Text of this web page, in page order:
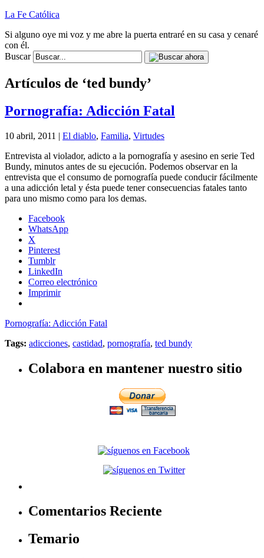
La Fe Católica
Si alguno oye mi voz y me abre la puerta entraré en su casa y cenaré
con él.
Buscar
Artículos de ‘ted bundy’
Pornografía: Adicción Fatal
10 abril, 2011 | El diablo, Familia, Virtudes
Entrevista al violador, adicto a la pornografía y asesino en serie Ted
Bundy, minutos antes de su ejecución. Podemos observar en la
entrevista que el consumo de pornografía puede conducir fácilmente
a una adicción letal y ésta puede tener consecuencias fatales tanto
para uno mismo como para los demas.
Facebook
WhatsApp
X
Pinterest
Tumblr
LinkedIn
Correo electrónico
Imprimir
Pornografía: Adicción Fatal
Tags: adicciones, castidad, pornografía, ted bundy
Colabora en mantener nuestro sitio
Comentarios Reciente
Temario